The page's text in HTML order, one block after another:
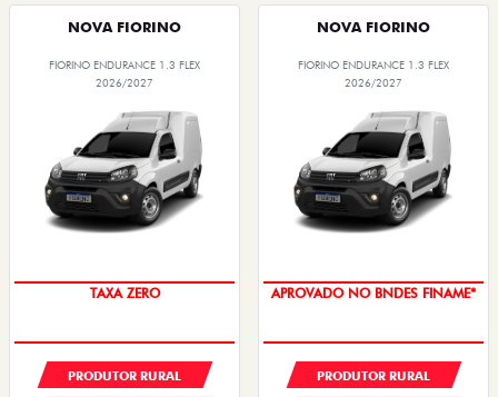
NOVA FIORINO
FIORINO ENDURANCE 1.3 FLEX
2026/2027
TAXA ZERO
PRODUTOR RURAL
NOVA FIORINO
FIORINO ENDURANCE 1.3 FLEX
2026/2027
APROVADO NO BNDES FINAME*
PRODUTOR RURAL